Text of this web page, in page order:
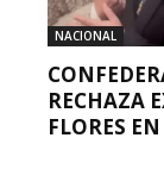
NACIONAL
RECHAZA
FLORES